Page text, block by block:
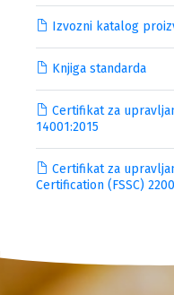
Izvozni katalog
Knjiga standarda
Certifikat za
14001:2015
Certifikat za
Certification (FSSC)